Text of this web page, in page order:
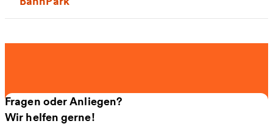
Fragen oder Anliegen?
Wir helfen gerne!